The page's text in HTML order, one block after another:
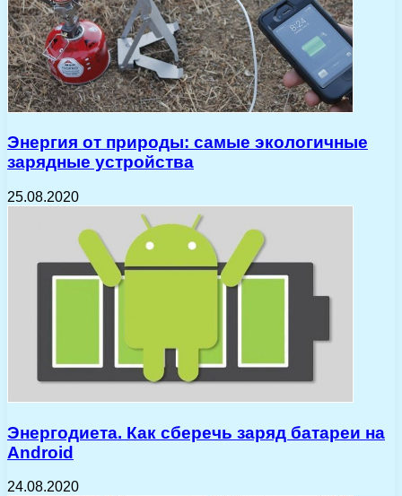
Энергия от природы: самые экологичные
зарядные устройства
25.08.2020
Энергодиета. Как сберечь заряд батареи на
Android
24.08.2020